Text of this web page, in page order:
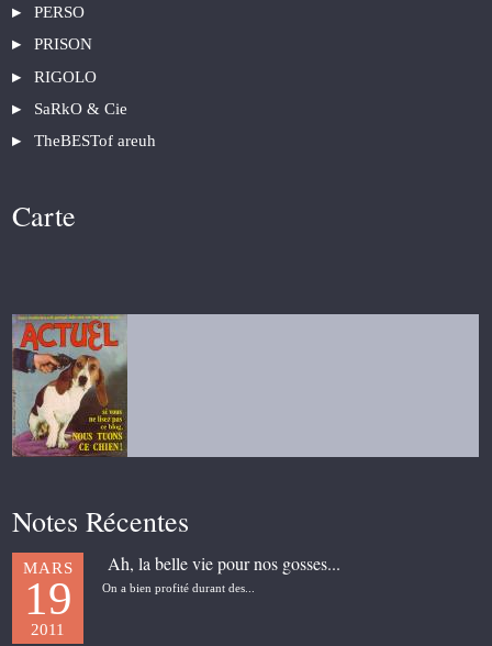
PERSO
PRISON
RIGOLO
SaRkO & Cie
TheBESTof areuh
Carte
Notes Récentes
MARS
19
2011
Ah, la belle vie pour nos gosses...
On a bien profité durant des...